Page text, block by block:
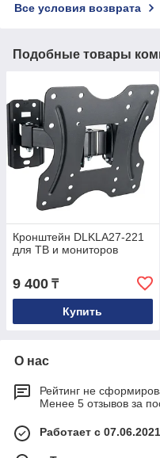
Все условия возврата
Подобные товары
Кронштейн DLKLA27-221
для ТВ и мониторов
9 400 ₸
Купить
О нас
Рейтинг не
Менее 5 отзывов за
Работает с 07.06.2021